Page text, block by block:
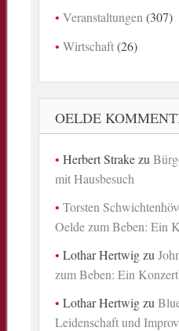
Veranstaltungen (307)
Wirtschaft(26)
OELDE
Herbert Strakezu
mit Hausbesuch
Torsten
Oelde zum Beben: Ein
Lothar Hertwigzu
zum Beben: Ein
Lothar Hertwigzu
Leidenschaft und